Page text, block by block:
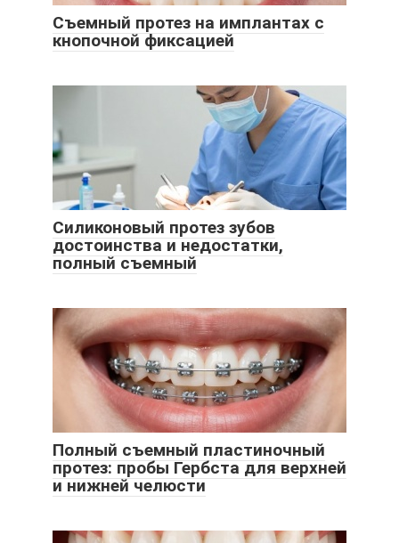
Съемный протез на имплантах с
кнопочной фиксацией
Силиконовый протез зубов
достоинства и недостатки,
полный съемный
Полный съемный пластиночный
протез: пробы Гербста для верхней
и нижней челюсти